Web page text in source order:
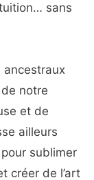
sans
ancestraux
notre
et de
ailleurs
sublimer
créer de l’art